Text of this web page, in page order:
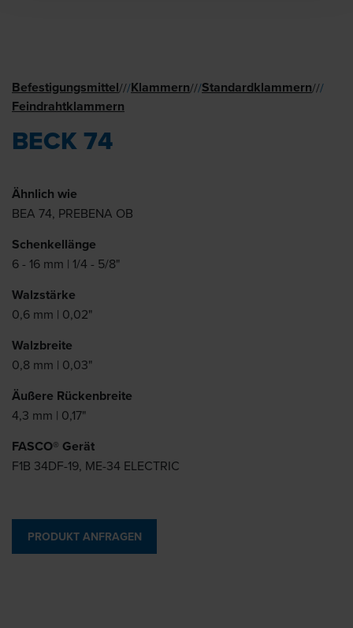
Befestigungsmittel///Klammern///Standard­klammern///
Feindraht­klammern
BECK 74
Ähnlich wie
BEA 74, PREBENA OB
Schenkellänge
6 - 16 mm | 1/4 - 5/8"
Walzstärke
0,6 mm | 0,02"
Walzbreite
0,8 mm | 0,03"
Äußere Rückenbreite
4,3 mm | 0,17"
FASCO® Gerät
F1B 34DF-19, ME-34 ELECTRIC
PRODUKT ANFRAGEN